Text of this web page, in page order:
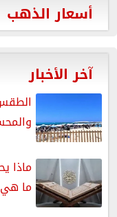
أسعار الذهب
آخر الأخبار
ماذا
ما هي